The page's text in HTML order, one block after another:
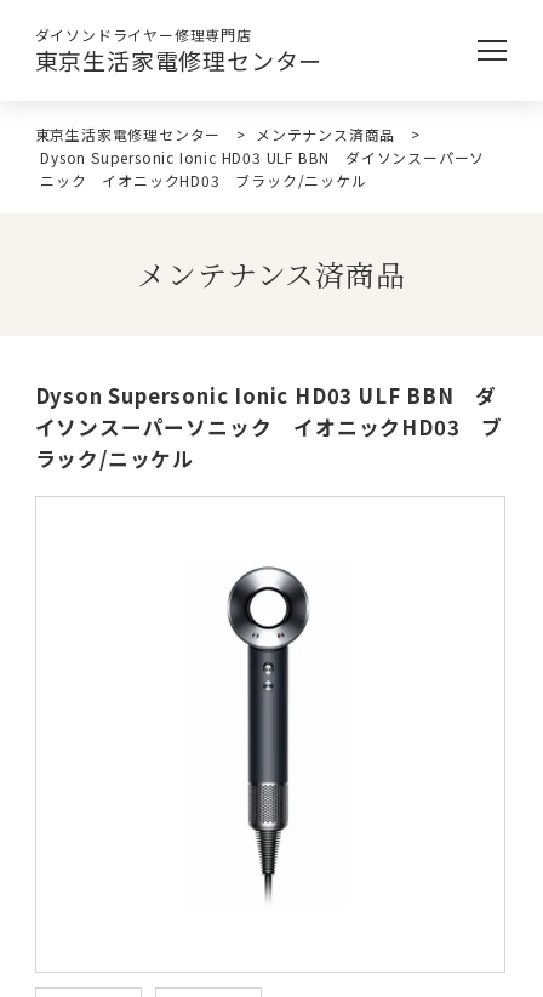
ダイソンドライヤー修理専門店
東京生活家電修理センター
東京生活家電修理センター > メンテナンス済商品
>
Dyson Supersonic Ionic HD03 ULF BBN ダイソンスーパーソ
ニック イオニックHD03 ブラック/ニッケル
メンテナンス済商品
Dyson Supersonic Ionic HD03 ULF BBN ダ
イソンスーパーソニック イオニックHD03 ブ
ラック/ニッケル